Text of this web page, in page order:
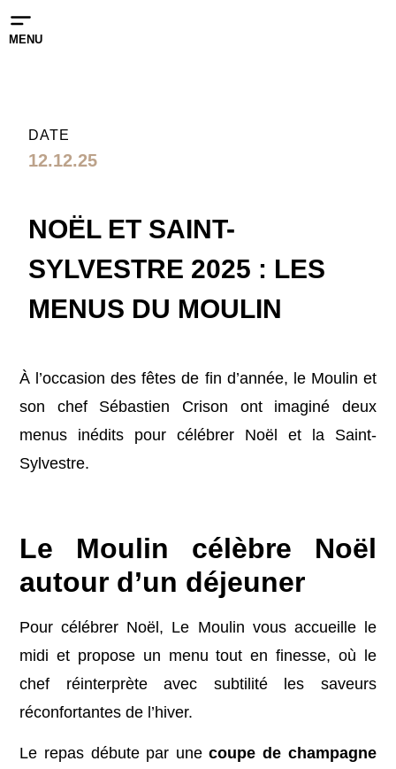
MENU
DATE
12.12.25
NOËL ET SAINT-
SYLVESTRE 2025 : LES
MENUS DU MOULIN
À l’occasion des fêtes de fin d’année, le Moulin et
son chef Sébastien Crison ont imaginé deux
menus inédits pour célébrer Noël et la Saint-
Sylvestre.
Le Moulin célèbre Noël
autour d’un déjeuner
Pour célébrer Noël, Le Moulin vous accueille le
midi et propose un menu tout en finesse, où le
chef réinterprète avec subtilité les saveurs
réconfortantes de l’hiver.
Le repas débute par unecoupe de champagne